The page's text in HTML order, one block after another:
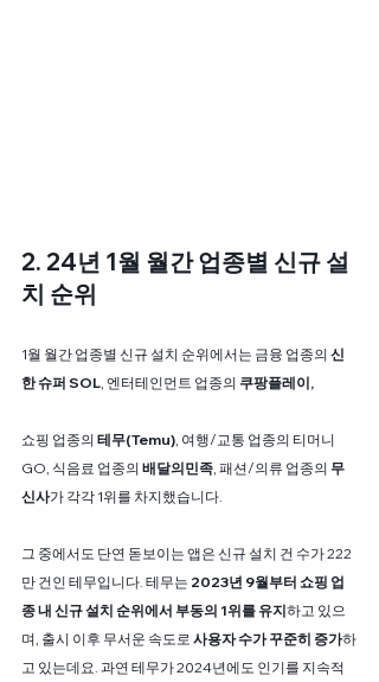
2. 24년 1월 월간 업종별 신규 설
치 순위
1월 월간 업종별 신규 설치 순위에서는 금융 업종의 신
한 슈퍼 SOL, 엔터테인먼트 업종의 쿠팡플레이,
쇼핑 업종의 테무(Temu), 여행/교통 업종의 티머니
GO, 식음료 업종의 배달의민족, 패션/의류 업종의 무
신사가 각각 1위를 차지했습니다.
그 중에서도 단연 돋보이는 앱은 신규 설치 건 수가 222
만 건인 테무입니다. 테무는 2023년 9월부터 쇼핑 업
종 내 신규 설치 순위에서 부동의 1위를 유지하고 있으
며, 출시 이후 무서운 속도로 사용자 수가 꾸준히 증가하
고 있는데요. 과연 테무가 2024년에도 인기를 지속적